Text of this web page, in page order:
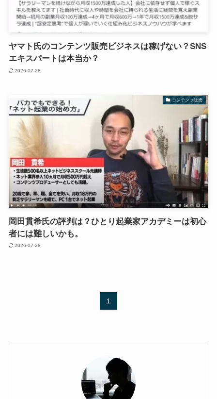
ヤマト氏のコンテンツ販売ビジネスは稼げない？SNS
エキスパートは本当か？
2026-07-28
コンテンツ販売
岡田貫希氏の評判は？ひとり起業家アカデミーは初心
者には難しいかも。
2026-07-28
1